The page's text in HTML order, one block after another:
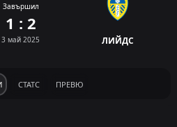
Завършил
1 : 2
3 май 2025 ЛИЙДС
СТАТС ПРЕВЮ